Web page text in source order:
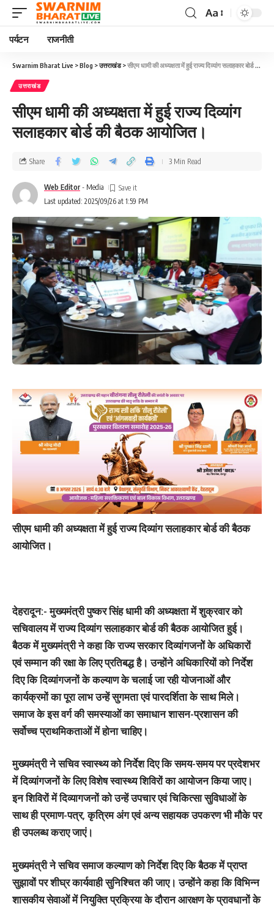
Aa
पर्यटन राजनीती
Swarnim Bharat Live >Blog >उत्तराखंड>सीएम धामी की अध्यक्षता में हुई राज्य दिव्यांग सलाहकार बोर्ड की बैठक आयोजित।
उत्तराखंड
सीएम धामी की अध्यक्षता में हुई राज्य दिव्यांग
सलाहकार बोर्ड की बैठक आयोजित।
Last updated: 2025/09/26 at 1:59 PM
Web Editor - Media
Share 3 Min Read
सीएम धामी की अध्यक्षता में हुई राज्य दिव्यांग सलाहकार बोर्ड की बैठक
आयोजित।
देहरादून:-मुख्यमंत्री पुष्कर सिंह धामी की अध्यक्षता में शुक्रवार को
सचिवालय में राज्य दिव्यांग सलाहकार बोर्ड की बैठक आयोजित हुई।
बैठक में मुख्यमंत्री ने कहा कि राज्य सरकार दिव्यांगजनोें के अधिकारों
एवं सम्मान की रक्षा के लिए प्रतिबद्ध है। उन्होंने अधिकारियों को निर्देश
दिए कि दिव्यांगजनों के कल्याण के चलाई जा रही योजनाओं और
कार्यक्रमों का पूरा लाभ उन्हें सुगमता एवं पारदर्शिता के साथ मिले।
समाज के इस वर्ग की समस्याओं का समाधान शासन-प्रशासन की
सर्वोच्च प्राथमिकताओं में होना चाहिए।
मुख्यमंत्री ने सचिव स्वास्थ्य को निर्देश दिए कि समय-समय पर प्रदेशभर
में दिव्यांगजनों के लिए विशेष स्वास्थ्य शिविरों का आयोजन किया जाए।
इन शिविरों में दिव्यागजनों को उन्हें उपचार एवं चिकित्सा सुविधाओं के
साथ ही प्रमाण-पत्र, कृत्रिम अंग एवं अन्य सहायक उपकरण भी मौके पर
ही उपलब्ध कराए जाएं।
मुख्यमंत्री ने सचिव समाज कल्याण को निर्देश दिए कि बैठक में प्राप्त
सुझावों पर शीघ्र कार्यवाही सुनिश्चित की जाए। उन्होंने कहा कि विभिन्न
शासकीय सेवाओं में नियुक्ति प्रक्रिया के दौरान आरक्षण के प्रावधानों के